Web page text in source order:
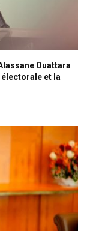
Ouattara
et la